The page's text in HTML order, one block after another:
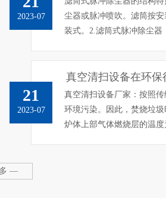
2023-07
尘器或脉冲喷吹。滤筒按
装式。2.滤筒式脉冲除尘器
21
2023-07
真空清扫设备在环保
真空清扫设备厂家：按照
环境污染。因此，焚烧垃
炉体上部气体燃烧层的温度
—